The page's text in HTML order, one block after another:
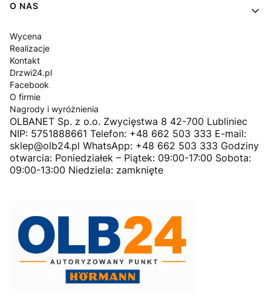
O NAS
Wycena
Realizacje
Kontakt
Drzwi24.pl
Facebook
O firmie
Nagrody i wyróżnienia
OLBANET Sp. z o.o. Zwycięstwa 8 42-700 Lubliniec
NIP: 5751888661 Telefon: +48 662 503 333 E-mail:
sklep@olb24.pl WhatsApp: +48 662 503 333 Godziny
otwarcia: Poniedziałek – Piątek: 09:00-17:00 Sobota:
09:00-13:00 Niedziela: zamknięte